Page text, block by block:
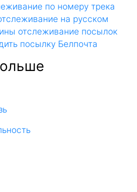
по номеру трека
на русском
отслеживание посылок
посылку Белпочта